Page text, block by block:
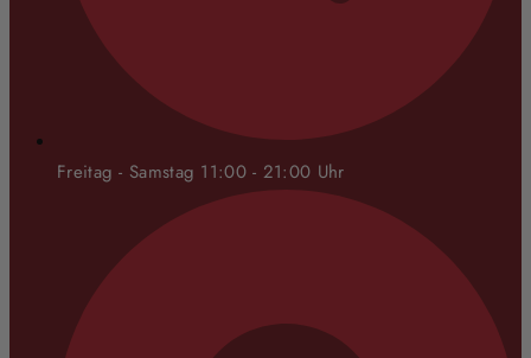
Freitag - Samstag 11:00 - 21:00 Uhr